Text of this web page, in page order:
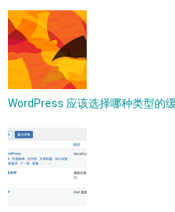
WordPress 应该选择哪种类型的